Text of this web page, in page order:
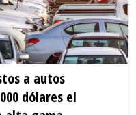
a autos
dólares el